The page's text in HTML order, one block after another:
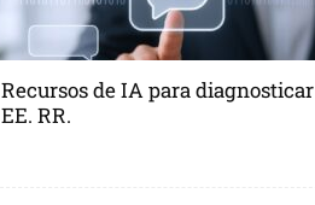
Recursos de IA para diagnosticar
EE. RR.